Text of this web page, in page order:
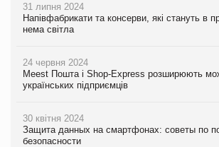
31 липня 2024
Напівфабрикати та консерви, які стануть в
нема світла
24 червня 2024
Meest Пошта і Shop-Express розширюють
українських підприємців
30 квітня 2024
Защита данных на смартфонах: советы по
безопасности